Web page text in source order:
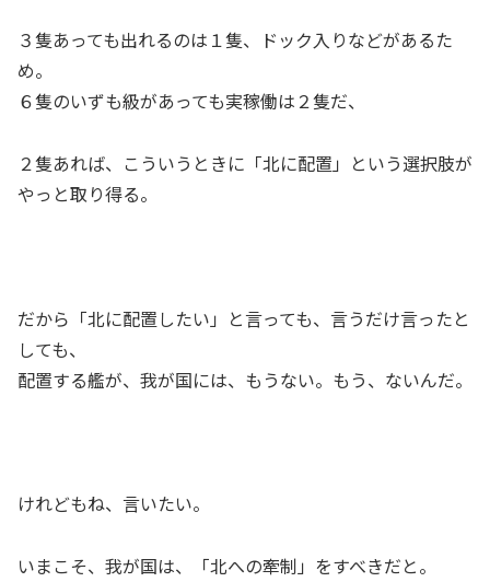
３隻あっても出れるのは１隻、ドック入りなどがあるた
め。
６隻のいずも級があっても実稼働は２隻だ、
２隻あれば、こういうときに「北に配置」という選択肢が
やっと取り得る。
だから「北に配置したい」と言っても、言うだけ言ったと
しても、
配置する艦が、我が国には、もうない。もう、ないんだ。
けれどもね、言いたい。
いまこそ、我が国は、「北への牽制」をすべきだと。